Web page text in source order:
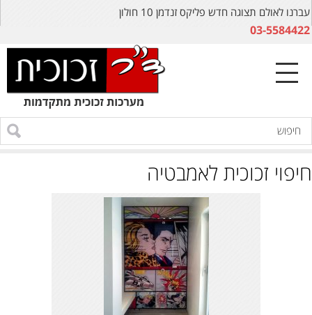
עברנו לאולם תצוגה חדש פליקס זנדמן 10 חולון
03-5584422
חיפוי זכוכית לאמבטיה